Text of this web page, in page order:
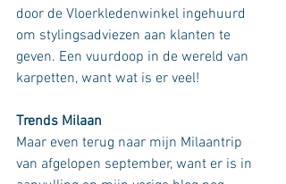
door de Vloerkledenwinkel ingehuurd
om stylingsadviezen aan klanten te
geven. Een vuurdoop in de wereld van
karpetten, want wat is er veel!
Trends Milaan
Maar even terug naar mijn Milaantrip
van afgelopen september, want er is in